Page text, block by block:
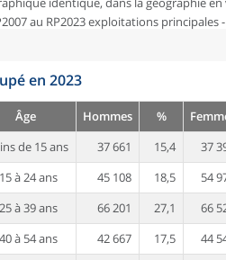
au RP2023 exploitations principales
en 2023
Âge Hommes %
de 15 ans
37 661 15,4 37
à 24 ans
45 108 18,5 54
à 39 ans
66 201 27,1 66
à 54 ans
42 667 17,5 44